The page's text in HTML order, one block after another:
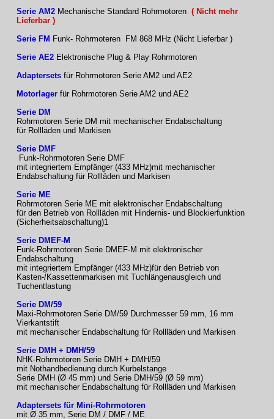
Serie AM2 Mechanische Standard Rohrmotoren ( Nicht mehr
Lieferbar )
Serie FM Funk- Rohrmoteren FM 868 MHz (Nicht Lieferbar )
Serie AE2 Elektronische Plug & Play Rohrmotoren
Adaptersets für Rohrmotoren Serie AM2 und AE2
Motorlager für Rohrmotoren Serie AM2 und AE2
Serie DM
Rohrmotoren Serie DM mit mechanischer Endabschaltung
für Rollläden und Markisen
Serie DMF
Funk-Rohrmotoren Serie DMF
mit integriertem Empfänger (433 MHz)mit mechanischer
Endabschaltung für Rollläden und Markisen
Serie ME
Rohrmotoren Serie ME mit elektronischer Endabschaltung
für den Betrieb von Rollläden mit Hindernis- und Blockierfunktion
(Sicherheitsabschaltung)1
Serie DMEF-M
Funk-Rohrmotoren Serie DMEF-M mit elektronischer
Endabschaltung
mit integriertem Empfänger (433 MHz)für den Betrieb von
Kasten-/Kassettenmarkisen mit Tuchlängenausgleich und
Tuchentlastung
Serie DM/59
Maxi-Rohrmotoren Serie DM/59 Durchmesser 59 mm, 16 mm
Vierkantstift
mit mechanischer Endabschaltung für Rollläden und Markisen
Serie DMH + DMH/59
NHK-Rohrmotoren Serie DMH + DMH/59
mit Nothandbedienung durch Kurbelstange
Serie DMH (Ø 45 mm) und Serie DMH/59 (Ø 59 mm)
mit mechanischer Endabschaltung für Rollläden und Markisen
Adaptersets für Mini-Rohrmotoren
mit Ø 35 mm, Serie DM / DMF / ME